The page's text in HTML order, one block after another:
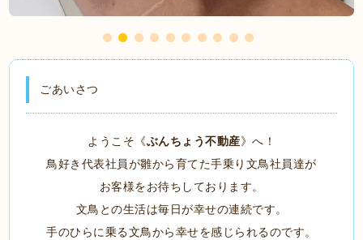
ごあいさつ
ようこそ《ぶんちょう不動産》へ！
鳥好き代表社員が雛から育てた手乗り文鳥社員達が
お客様をお待ちしております。
文鳥との生活は毎日が幸せの連続です。
手のひらに乗る文鳥から幸せを感じられるのです。